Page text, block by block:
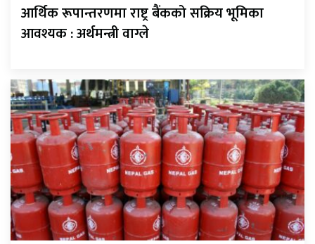
आर्थिक रूपान्तरणमा राष्ट्र बैंकको सक्रिय भूमिका
आवश्यक : अर्थमन्त्री वाग्ले